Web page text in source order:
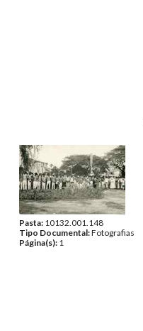
Pasta: 10132.001.148
Tipo Documental:Fotografias
Página(s): 1